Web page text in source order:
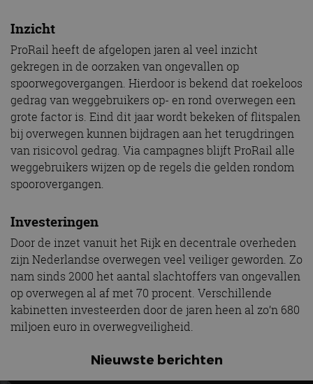
Inzicht
ProRail heeft de afgelopen jaren al veel inzicht
gekregen in de oorzaken van ongevallen op
spoorwegovergangen. Hierdoor is bekend dat roekeloos
gedrag van weggebruikers op- en rond overwegen een
grote factor is. Eind dit jaar wordt bekeken of flitspalen
bij overwegen kunnen bijdragen aan het terugdringen
van risicovol gedrag. Via campagnes blijft ProRail alle
weggebruikers wijzen op de regels die gelden rondom
spoorovergangen.
Investeringen
Door de inzet vanuit het Rijk en decentrale overheden
zijn Nederlandse overwegen veel veiliger geworden. Zo
nam sinds 2000 het aantal slachtoffers van ongevallen
op overwegen al af met 70 procent. Verschillende
kabinetten investeerden door de jaren heen al zo’n 680
miljoen euro in overwegveiligheid.
Nieuwste berichten